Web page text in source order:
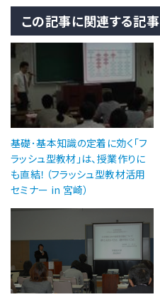
この記事に関連する記事
基礎･基本知識の定着に効く「フ
ラッシュ型教材」は、授業作りに
も直結！（フラッシュ型教材活用
セミナー in 宮崎）